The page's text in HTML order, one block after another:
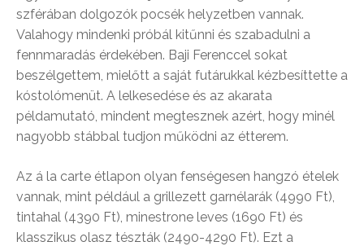
szférában dolgozók pocsék helyzetben vannak.
Valahogy mindenki próbál kitűnni és szabadulni a
fennmaradás érdekében. Baji Ferenccel sokat
beszélgettem, mielőtt a saját futárukkal kézbesíttette a
kóstolómenüt. A lelkesedése és az akarata
példamutató, mindent megtesznek azért, hogy minél
nagyobb stábbal tudjon működni az étterem.
Az á la carte étlapon olyan fenségesen hangzó ételek
vannak, mint például a grillezett garnélarák (4990 Ft),
tintahal (4390 Ft), minestrone leves (1690 Ft) és
klasszikus olasz tészták (2490-4290 Ft). Ezt a